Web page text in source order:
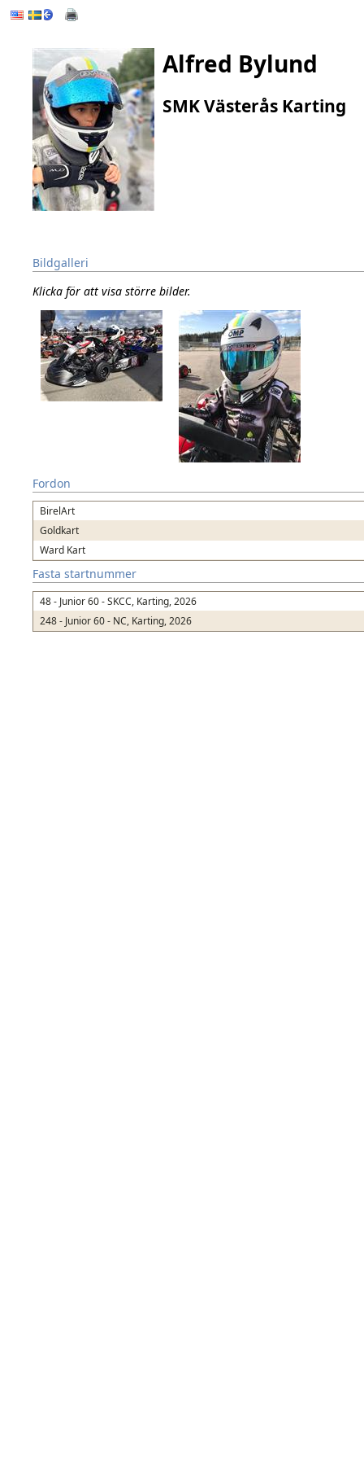
Alfred Bylund
SMK Västerås Karting
Bildgalleri
Klicka för att visa större bilder.
Fordon
BirelArt
Goldkart
Ward Kart
Fasta startnummer
48 - Junior 60 - SKCC, Karting, 2026
248 - Junior 60 - NC, Karting, 2026